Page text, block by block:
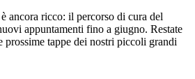
ancora ricco: il percorso di cura del
appuntamenti fino a giugno. Restate
prossime tappe dei nostri piccoli grandi